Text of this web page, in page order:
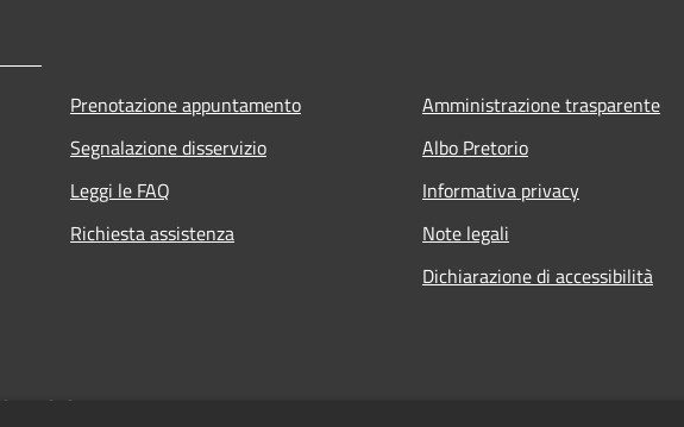
Prenotazione appuntamento
Segnalazione disservizio
Leggi le FAQ
Richiesta assistenza
Amministrazione trasparente
Albo Pretorio
Informativa privacy
Note legali
Dichiarazione di accessibilità